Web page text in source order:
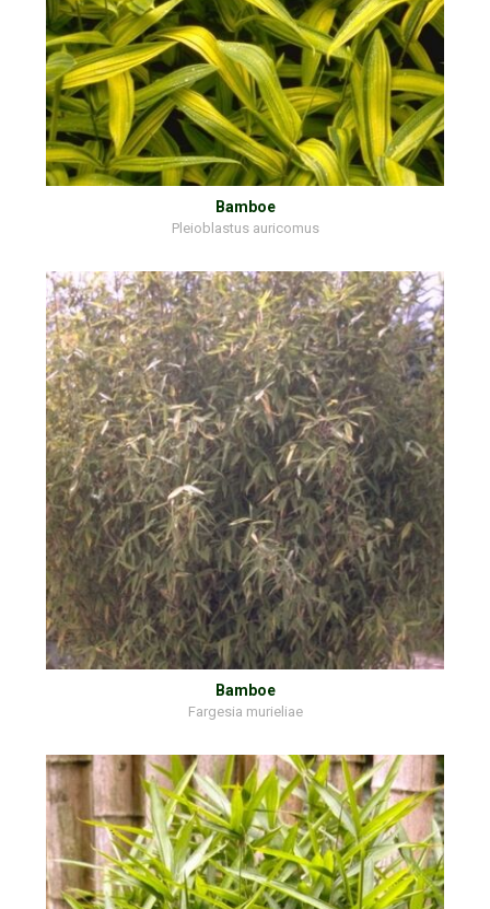
Bamboe
Pleioblastus auricomus
Bamboe
Fargesia murieliae